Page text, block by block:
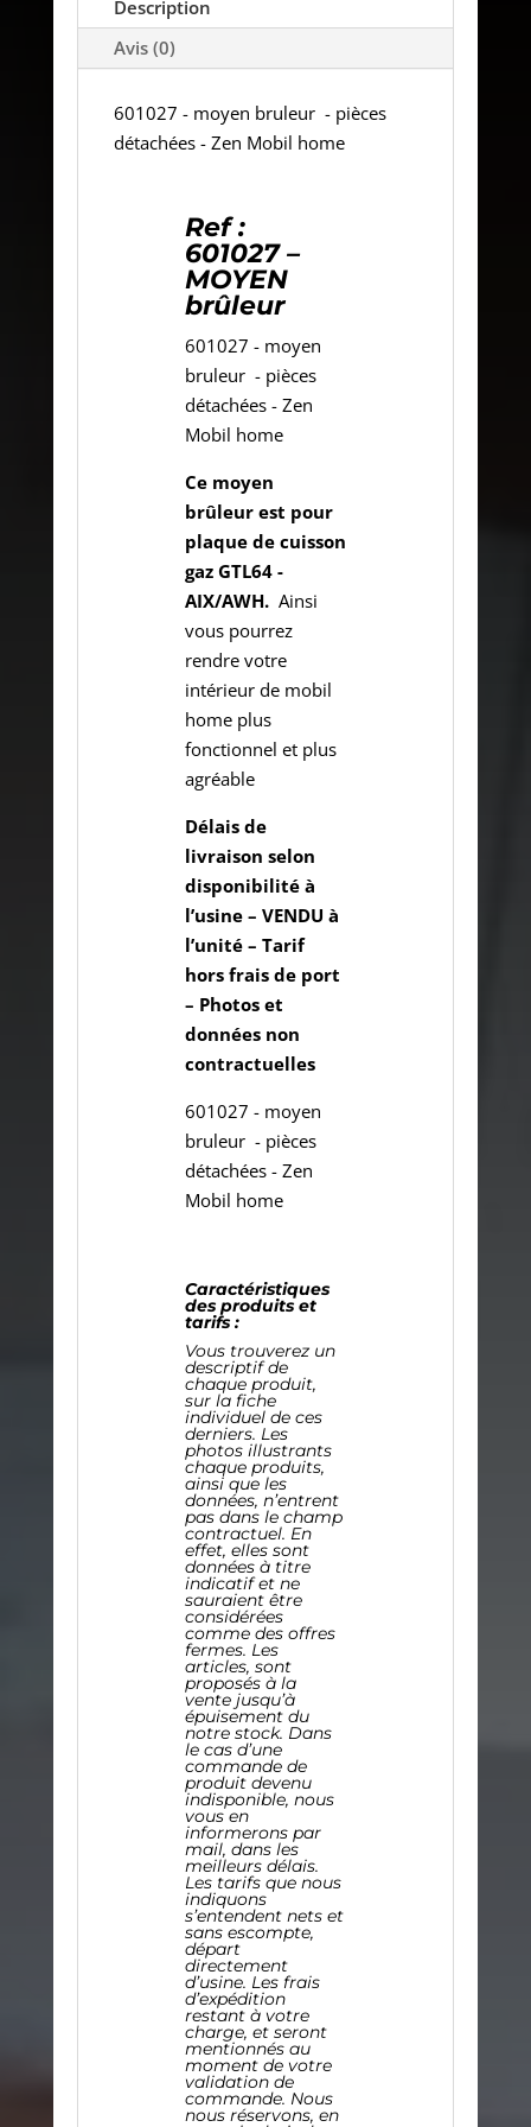
Description
Avis (0)
601027 - moyen bruleur - pièces
détachées - Zen Mobil home
Ref :
601027 –
MOYEN
brûleur
601027 - moyen
bruleur - pièces
détachées - Zen
Mobil home
Ce moyen
brûleur est pour
plaque de cuisson
gaz GTL64 -
AIX/AWH. Ainsi
vous pourrez
rendre votre
intérieur de mobil
home plus
fonctionnel et plus
agréable
Délais de
livraison selon
disponibilité à
l’usine – VENDU à
l’unité – Tarif
hors frais de port
– Photos et
données non
contractuelles
601027 - moyen
bruleur - pièces
détachées - Zen
Mobil home
Caractéristiques
des produits et
tarifs :
Vous trouverez un
descriptif de
chaque produit,
sur la fiche
individuel de ces
derniers. Les
photos illustrants
chaque produits,
ainsi que les
données, n’entrent
pas dans le champ
contractuel. En
effet, elles sont
données à titre
indicatif et ne
sauraient être
considérées
comme des offres
fermes. Les
articles, sont
proposés à la
vente jusqu’à
épuisement du
notre stock. Dans
le cas d’une
commande de
produit devenu
indisponible, nous
vous en
informerons par
mail, dans les
meilleurs délais.
Les tarifs que nous
indiquons
s’entendent nets et
sans escompte,
départ
directement
d’usine. Les frais
d’expédition
restant à votre
charge, et seront
mentionnés au
moment de votre
validation de
commande. Nous
nous réservons, en